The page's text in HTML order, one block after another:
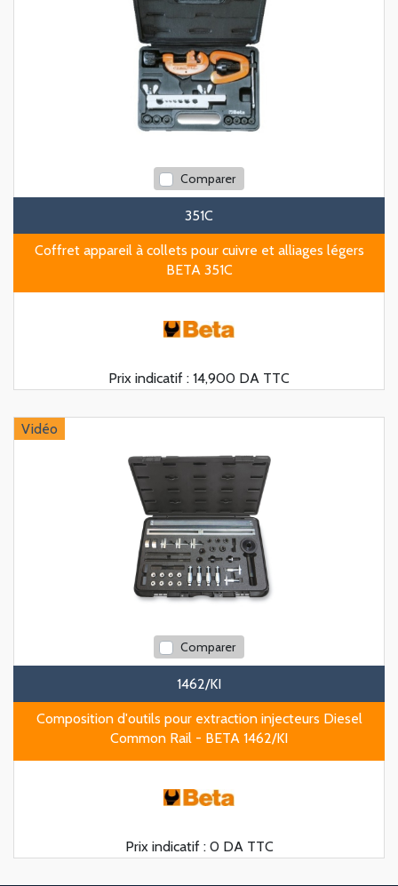
Comparer
351C
Coffret appareil à collets pour cuivre et alliages légers
BETA 351C
Prix indicatif : 14,900 DA TTC
Vidéo
Comparer
1462/KI
Composition d'outils pour extraction injecteurs Diesel
Common Rail - BETA 1462/KI
Prix indicatif : 0 DA TTC